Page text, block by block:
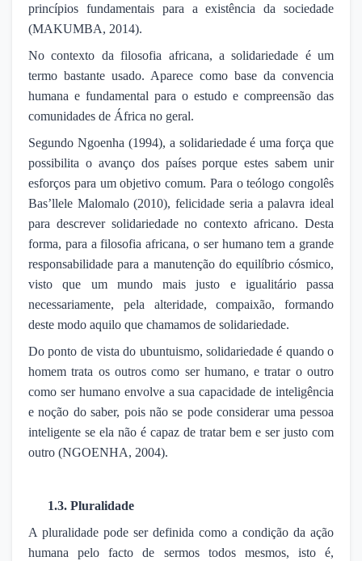
princípios fundamentais para a existência da sociedade
(MAKUMBA, 2014).
No contexto da filosofia africana, a solidariedade é um
termo bastante usado. Aparece como base da convencia
humana e fundamental para o estudo e compreensão das
comunidades de África no geral.
Segundo Ngoenha (1994), a solidariedade é uma força que
possibilita o avanço dos países porque estes sabem unir
esforços para um objetivo comum. Para o teólogo congolês
Bas’llele Malomalo (2010), felicidade seria a palavra ideal
para descrever solidariedade no contexto africano. Desta
forma, para a filosofia africana, o ser humano tem a grande
responsabilidade para a manutenção do equilíbrio cósmico,
visto que um mundo mais justo e igualitário passa
necessariamente, pela alteridade, compaixão, formando
deste modo aquilo que chamamos de solidariedade.
Do ponto de vista do ubuntuismo, solidariedade é quando o
homem trata os outros como ser humano, e tratar o outro
como ser humano envolve a sua capacidade de inteligência
e noção do saber, pois não se pode considerar uma pessoa
inteligente se ela não é capaz de tratar bem e ser justo com
outro (NGOENHA, 2004).
1.3. Pluralidade
A pluralidade pode ser definida como a condição da ação
humana pelo facto de sermos todos mesmos, isto é,